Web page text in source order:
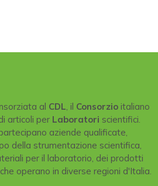
al CDL , il Consorzioitaliano
articoli per Laboratori scientifici.
aziende qualificate,
della strumentazione scientifica,
per il laboratorio, dei prodotti
operano in diverse regioni d'Italia.